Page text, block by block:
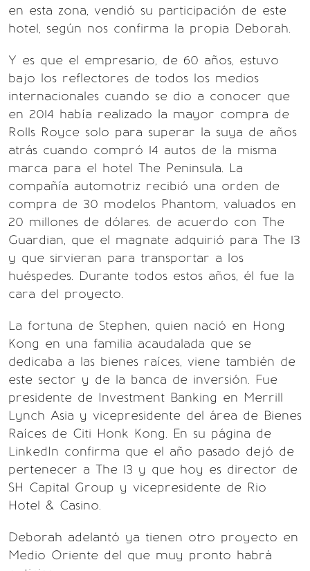
en esta zona, vendió su participación de este
hotel, según nos confirma la propia Deborah.
Y es que el empresario, de 60 años, estuvo
bajo los reflectores de todos los medios
internacionales cuando se dio a conocer que
en 2014 había realizado la mayor compra de
Rolls Royce solo para superar la suya de años
atrás cuando compró 14 autos de la misma
marca para el hotel The Peninsula. La
compañía automotriz recibió una orden de
compra de 30 modelos Phantom, valuados en
20 millones de dólares. de acuerdo con The
Guardian, que el magnate adquirió para The 13
y que sirvieran para transportar a los
huéspedes. Durante todos estos años, él fue la
cara del proyecto.
La fortuna de Stephen, quien nació en Hong
Kong en una familia acaudalada que se
dedicaba a las bienes raíces, viene también de
este sector y de la banca de inversión. Fue
presidente de Investment Banking en Merrill
Lynch Asia y vicepresidente del área de Bienes
Raíces de Citi Honk Kong. En su página de
LinkedIn confirma que el año pasado dejó de
pertenecer a The 13 y que hoy es director de
SH Capital Group y vicepresidente de Rio
Hotel & Casino.
Deborah adelantó ya tienen otro proyecto en
Medio Oriente del que muy pronto habrá